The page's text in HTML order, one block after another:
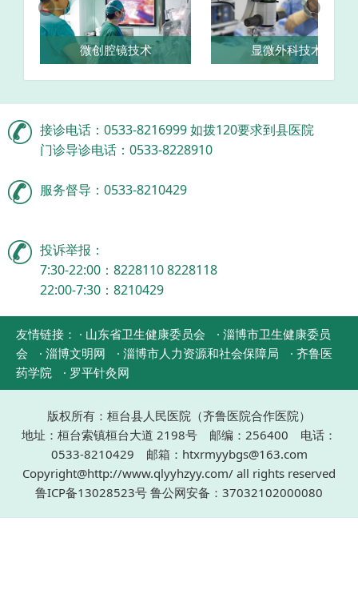
微创腔镜技术 显微外科技术
接诊电话：0533-8216999 如拨120要求到县医院
门诊导诊电话：0533-8228910
服务督导：0533-8210429
投诉举报：
7:30-22:00：8228110 8228118
22:00-7:30：8210429
友情链接： · 山东省卫生健康委员会
· 淄博市卫生健康委员
会
· 淄博文明网 · 淄博市人力资源和社会保障局
· 齐鲁医
药学院
· 罗平针灸网
版权所有：桓台县人民医院（齐鲁医院合作医院）
地址：桓台索镇桓台大道 2198号 邮编：256400 电话：
0533-8210429 邮箱：htxrmyybgs@163.com
Copyright@http://www.qlyyhzyy.com/ all rights reserved
鲁ICP备13028523号 鲁公网安备：37032102000080